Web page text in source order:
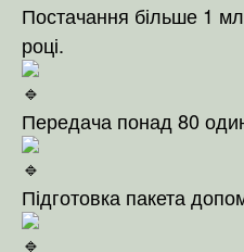
Постачання більше 1
році.
Передача понад 80
Підготовка пакета